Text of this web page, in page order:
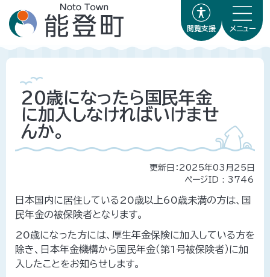
閲覧支援 メニュー
20歳になったら国民年金
に加入しなければいけませ
んか。
更新日：2025年03月25日
ページID : 3746
日本国内に居住している20歳以上60歳未満の方は、国
民年金の被保険者となります。
20歳になった方には、厚生年金保険に加入している方を
除き、日本年金機構から国民年金（第1号被保険者）に加
入したことをお知らせします。